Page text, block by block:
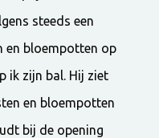
steeds een
en bloempotten op
ik zijn bal. Hij ziet
en bloempotten
bij de opening